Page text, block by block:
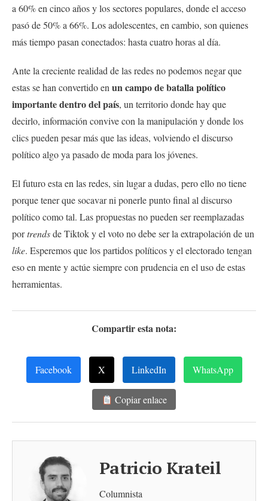
a 60% en cinco años y los sectores populares, donde el acceso
pasó de 50% a 66%. Los adolescentes, en cambio, son quienes
más tiempo pasan conectados: hasta cuatro horas al día.
Ante la creciente realidad de las redes no podemos negar que
estas se han convertido en un campo de batalla político
importante dentro del país, un territorio donde hay que
decirlo, información convive con la manipulación y donde los
clics pueden pesar más que las ideas, volviendo el discurso
político algo ya pasado de moda para los jóvenes.
El futuro esta en las redes, sin lugar a dudas, pero ello no tiene
porque tener que socavar ni ponerle punto final al discurso
político como tal. Las propuestas no pueden ser reemplazadas
portrendsde Tiktok y el voto no debe ser la extrapolación de un
like. Esperemos que los partidos políticos y el electorado tengan
eso en mente y actúe siempre con prudencia en el uso de estas
herramientas.
Compartir esta nota:
Facebook X LinkedIn WhatsApp
Copiar enlace
Patricio Krateil
Columnista